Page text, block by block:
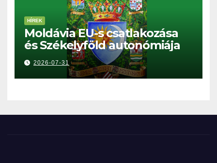
HÍREK
Moldávia EU-s csatlakozása
és Székelyföld autonómiája
2026-07-31